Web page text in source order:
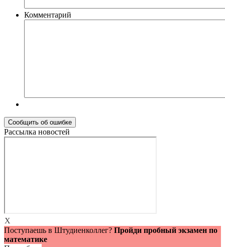
Комментарий
Рассылка новостей
X
Поступаешь в Штудиенколлег? Пройди пробный экзамен по
математике